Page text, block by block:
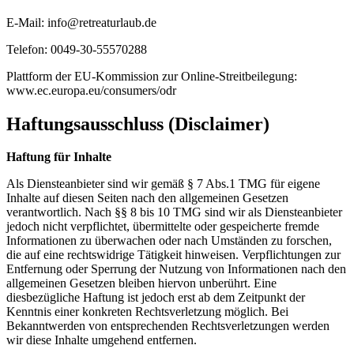
E-Mail: info@retreaturlaub.de
Telefon: 0049-30-55570288
Plattform der EU-Kommission zur Online-Streitbeilegung:
www.ec.europa.eu/consumers/odr
Haftungsausschluss (Disclaimer)
Haftung für Inhalte
Als Diensteanbieter sind wir gemäß § 7 Abs.1 TMG für eigene
Inhalte auf diesen Seiten nach den allgemeinen Gesetzen
verantwortlich. Nach §§ 8 bis 10 TMG sind wir als Diensteanbieter
jedoch nicht verpflichtet, übermittelte oder gespeicherte fremde
Informationen zu überwachen oder nach Umständen zu forschen,
die auf eine rechtswidrige Tätigkeit hinweisen. Verpflichtungen zur
Entfernung oder Sperrung der Nutzung von Informationen nach den
allgemeinen Gesetzen bleiben hiervon unberührt. Eine
diesbezügliche Haftung ist jedoch erst ab dem Zeitpunkt der
Kenntnis einer konkreten Rechtsverletzung möglich. Bei
Bekanntwerden von entsprechenden Rechtsverletzungen werden
wir diese Inhalte umgehend entfernen.